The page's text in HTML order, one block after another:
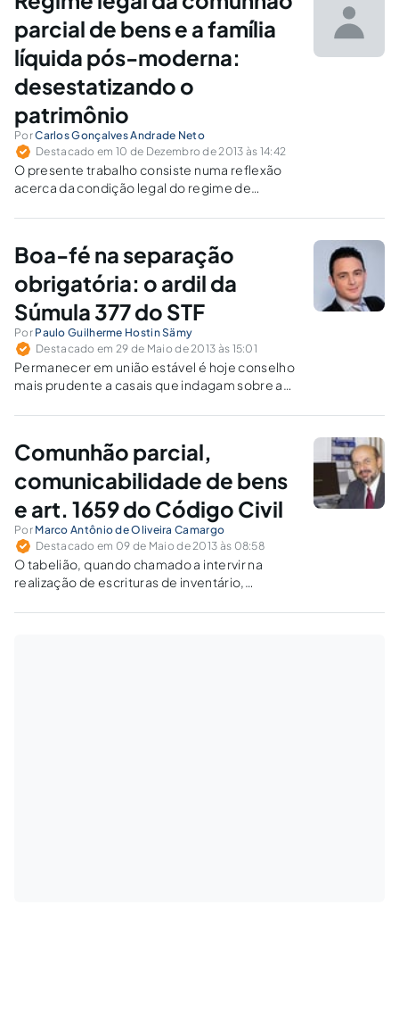
parcial de bens e a família
líquida pós-moderna:
desestatizando o
patrimônio
PorCarlos Gonçalves Andrade Neto
Destacado em 10 de Dezembro de 2013 às 14:42
O presente trabalho consiste numa reflexão
acerca da condição legal do regime de
hodiernamente tem aumentado
seu entorno.
Boa-fé na separação
obrigatória: o ardil da
Súmula 377 do STF
Por Paulo Guilherme Hostin Sämy
Destacado em 29 de Maio de 2013 às 15:01
Permanecer em união estável é hoje conselho
mais prudente a casais que indagam sobre a
regime da separação obrigatória.
Comunhão parcial,
comunicabilidade de bens
e art. 1659 do Código Civil
Por Marco Antônio de Oliveira Camargo
Destacado em 09 de Maio de 2013 às 08:58
O tabelião, quando chamado a intervir na
realização de escrituras de inventário,
os bens objetos da comunicabilidade e